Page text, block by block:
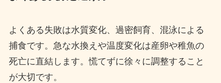
よくある失敗は水質変化、過密飼育、混泳による
捕食です。急な水換えや温度変化は産卵や稚魚の
死亡に直結します。慌てずに徐々に調整すること
が大切です。